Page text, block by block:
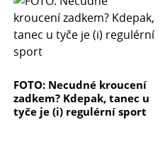
FOTO: Necudné kroucení
zadkem? Kdepak, tanec u
tyče je (i) regulérní sport